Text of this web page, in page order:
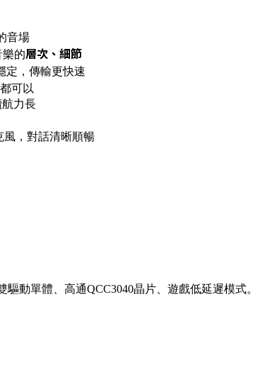
音場
樂的層次、細節
定，傳輸更快速
可以
航力長
風，對話清晰順暢
動單體、高通QCC3040晶片、遊戲低延遲模式。